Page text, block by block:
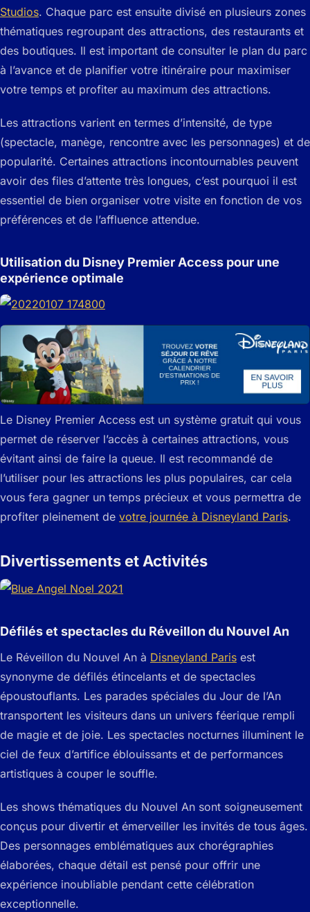
Studios. Chaque parc est ensuite divisé en plusieurs zones
thématiques regroupant des attractions, des restaurants et
des boutiques. Il est important de consulter le plan du parc
à l’avance et de planifier votre itinéraire pour maximiser
votre temps et profiter au maximum des attractions.
Les attractions varient en termes d’intensité, de type
(spectacle, manège, rencontre avec les personnages) et de
popularité. Certaines attractions incontournables peuvent
avoir des files d’attente très longues, c’est pourquoi il est
essentiel de bien organiser votre visite en fonction de vos
préférences et de l’affluence attendue.
Utilisation du Disney Premier Access pour une
expérience optimale
Le Disney Premier Access est un système gratuit qui vous
permet de réserver l’accès à certaines attractions, vous
évitant ainsi de faire la queue. Il est recommandé de
l’utiliser pour les attractions les plus populaires, car cela
vous fera gagner un temps précieux et vous permettra de
profiter pleinement de votre journée à Disneyland Paris.
Divertissements et Activités
Défilés et spectacles du Réveillon du Nouvel An
Le Réveillon du Nouvel An à Disneyland Paris est
synonyme de défilés étincelants et de spectacles
époustouflants. Les parades spéciales du Jour de l’An
transportent les visiteurs dans un univers féerique rempli
de magie et de joie. Les spectacles nocturnes illuminent le
ciel de feux d’artifice éblouissants et de performances
artistiques à couper le souffle.
Les shows thématiques du Nouvel An sont soigneusement
conçus pour divertir et émerveiller les invités de tous âges.
Des personnages emblématiques aux chorégraphies
élaborées, chaque détail est pensé pour offrir une
expérience inoubliable pendant cette célébration
exceptionnelle.